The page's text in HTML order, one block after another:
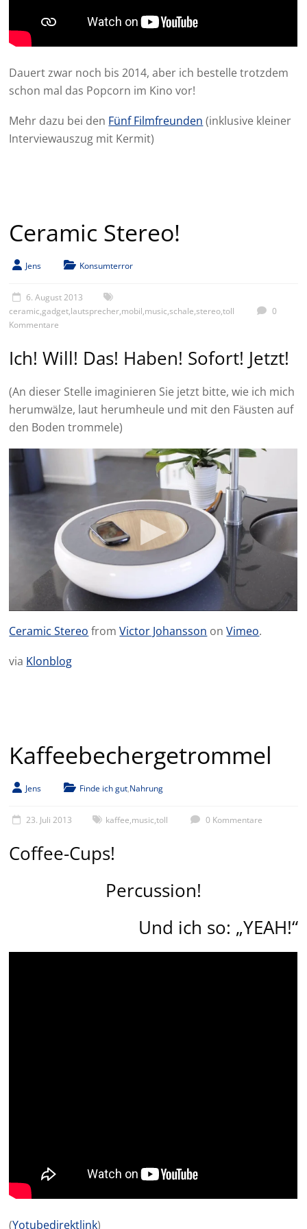
Dauert zwar noch bis 2014, aber ich bestelle trotzdem
schon mal das Popcorn im Kino vor!
Mehr dazu bei den Fünf Filmfreunden (inklusive kleiner
Interviewauszug mit Kermit)
Ceramic Stereo!
Jens Konsumterror
6. August 2013
ceramic,gadget,lautsprecher,mobil,music,schale,stereo,toll
0
Kommentare
Ich! Will! Das! Haben! Sofort! Jetzt!
(An dieser Stelle imaginieren Sie jetzt bitte, wie ich mich
herumwälze, laut herumheule und mit den Fäusten auf
den Boden trommele)
Ceramic Stereo fromVictor Johansson onVimeo.
via Klonblog
Kaffeebechergetrommel
Jens Finde ich gut,Nahrung
23. Juli 2013 kaffee,music,toll 0 Kommentare
Coffee-Cups!
Percussion!
Und ich so: „YEAH!“
(Yotubedirektlink)